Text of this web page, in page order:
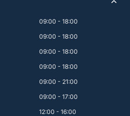
09:00 - 18:00
09:00 - 18:00
09:00 - 18:00
09:00 - 18:00
09:00 - 21:00
09:00 - 17:00
12:00 - 16:00